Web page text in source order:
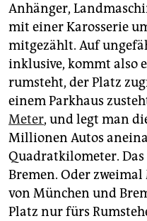
Anhänger,
mit einer Karosserie
mitgezählt. Auf
inklusive, kommt also
rumsteht, der Platz
einem Parkhaus
Meter, und legt man
Millionen Autos
Quadratkilometer. Das
Bremen. Oder
von München und
Platz nur fürs